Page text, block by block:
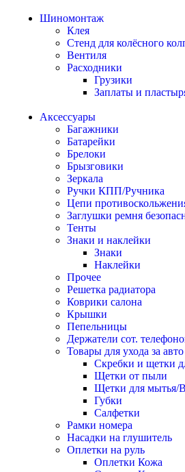
Шиномонтаж
Клея
Стенд для колёсного
Вентиля
Расходники
Грузики
Заплаты и
Аксессуары
Багажники
Батарейки
Брелоки
Брызговики
Зеркала
Ручки КПП/Ручника
Цепи
Заглушки ремня
Тенты
Знаки и наклейки
Знаки
Наклейки
Прочее
Решетка радиатора
Коврики салона
Крышки
Пепельницы
Держатели сот.
Товары для ухода за авто
Скребки и щетки
Щетки от пыли
Щетки для мытья/
Губки
Салфетки
Рамки номера
Насадки на глушитель
Оплетки на руль
Оплетки Кожа